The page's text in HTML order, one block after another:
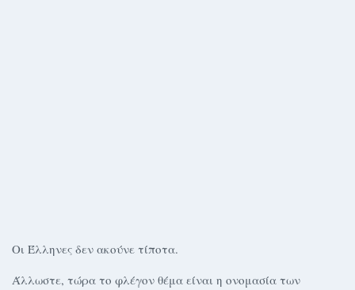
Οι Έλληνες δεν ακούνε τίποτα.
Άλλωστε, τώρα το φλέγον θέμα είναι η ονομασία των